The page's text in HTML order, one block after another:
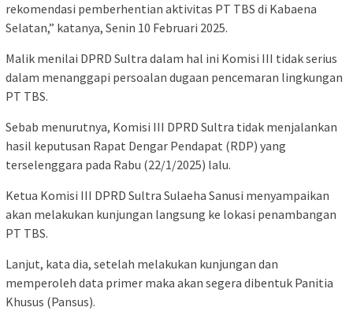
rekomendasi pemberhentian aktivitas PT TBS di Kabaena
Selatan,” katanya, Senin 10 Februari 2025.
Malik menilai DPRD Sultra dalam hal ini Komisi III tidak serius
dalam menanggapi persoalan dugaan pencemaran lingkungan
PT TBS.
Sebab menurutnya, Komisi III DPRD Sultra tidak menjalankan
hasil keputusan Rapat Dengar Pendapat (RDP) yang
terselenggara pada Rabu (22/1/2025) lalu.
Ketua Komisi III DPRD Sultra Sulaeha Sanusi menyampaikan
akan melakukan kunjungan langsung ke lokasi penambangan
PT TBS.
Lanjut, kata dia, setelah melakukan kunjungan dan
memperoleh data primer maka akan segera dibentuk Panitia
Khusus (Pansus).